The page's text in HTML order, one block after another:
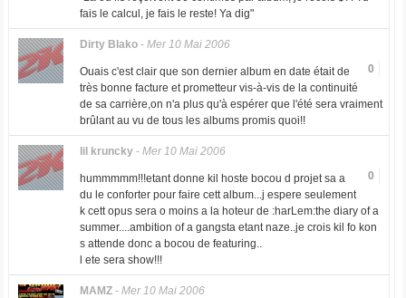
fais le calcul, je fais le reste! Ya dig"
Dirty Blako- Mer 10 Mai 2006
0
Ouais c'est clair que son dernier album en date était de
très bonne facture et prometteur vis-à-vis de la continuité
de sa carrière,on n'a plus qu'à espérer que l'été sera vraiment
brûlant au vu de tous les albums promis quoi!!
lil kruncky- Mer 10 Mai 2006
0
hummmmm!!!etant donne kil hoste bocou d projet sa a
du le conforter pour faire cett album...j espere seulement
k cett opus sera o moins a la hoteur de :harLem:the diary of a
summer....ambition of a gangsta etant naze..je crois kil fo kon
s attende donc a bocou de featuring..
l ete sera show!!!
MAMZ- Mer 10 Mai 2006